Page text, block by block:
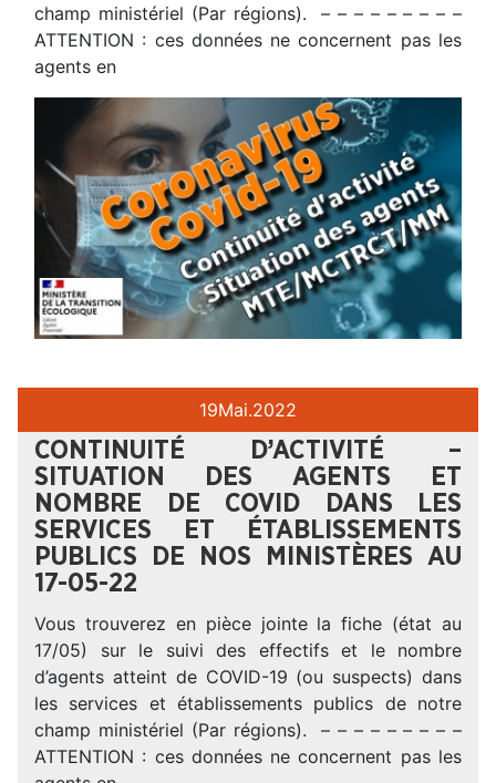
champ ministériel (Par régions). – – – – – – – – –
ATTENTION : ces données ne concernent pas les
agents en
19Mai.2022
CONTINUITÉ D’ACTIVITÉ –
SITUATION DES AGENTS ET
NOMBRE DE COVID DANS LES
SERVICES ET ÉTABLISSEMENTS
PUBLICS DE NOS MINISTÈRES AU
17-05-22
Vous trouverez en pièce jointe la fiche (état au
17/05) sur le suivi des effectifs et le nombre
d’agents atteint de COVID-19 (ou suspects) dans
les services et établissements publics de notre
champ ministériel (Par régions). – – – – – – – – –
ATTENTION : ces données ne concernent pas les